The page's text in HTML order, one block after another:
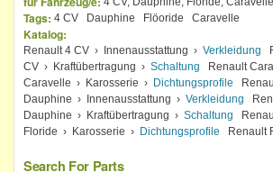
Tags: 4 CV Dauphine Flöoride Caravelle
Katalog:
Renault 4 CV › Innenausstattung › Verkleidung
CV › Kraftübertragung › Schaltung Renault
Caravelle › Karosserie › Dichtungsprofile
Dauphine › Innenausstattung › Verkleidung
Dauphine › Kraftübertragung › Schaltung
Floride › Karosserie › Dichtungsprofile Renault
Search For Parts